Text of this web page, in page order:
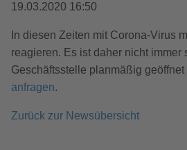
19.03.2020 16:50
In diesen Zeiten mit Corona-Virus
reagieren. Es ist daher nicht immer
Geschäftsstelle planmäßig geöffnet
anfragen.
Zurück zur Newsübersicht